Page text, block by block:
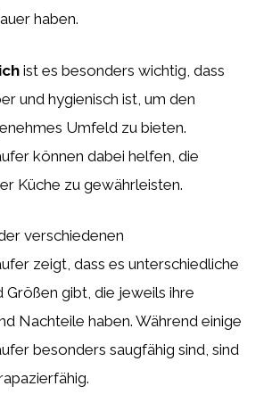
haben.
ist es besonders wichtig, dass
und hygienisch ist, um den
Umfeld zu bieten.
können dabei helfen, die
Küche zu gewährleisten.
verschiedenen
zeigt, dass es unterschiedliche
Größen gibt, die jeweils ihre
Nachteile haben. Während einige
besonders saugfähig sind, sind